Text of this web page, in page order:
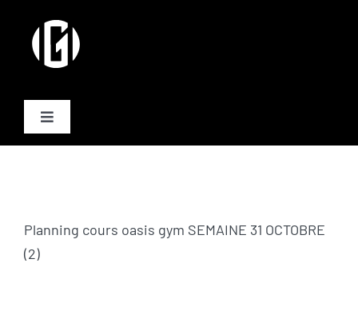
contenu
Toggle
Plannings
Planning cours oasis gym SEMAINE 31 OCTOBRE
(2)